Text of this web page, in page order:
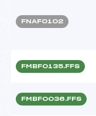
FNAF0102
FMBF0135.FFS
FMBF0036.FFS